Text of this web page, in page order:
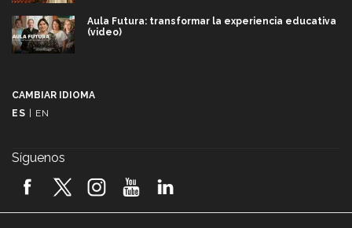
Aula Futura: transformar la experiencia educativa
(video)
2026! (video)
CAMBIAR IDIOMA
ES
EN
Síguenos